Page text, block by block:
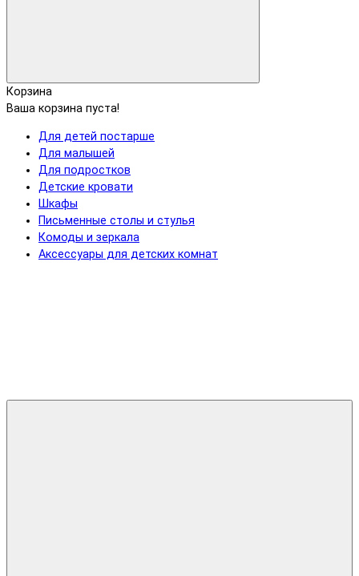
Корзина
Ваша корзина пуста!
Для детей постарше
Для малышей
Для подростков
Детские кровати
Шкафы
Письменные столы и стулья
Комоды и зеркала
Аксессуары для детских комнат